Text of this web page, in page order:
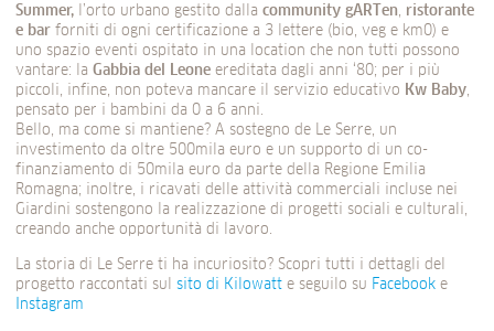
Summer,
l’orto urbano gestito dalla community gARTen, ristorante
e bar forniti di ogni certificazione a 3 lettere (bio, veg e km0) e
uno spazio eventi ospitato in una location che non tutti possono
vantare: la Gabbia del Leone ereditata dagli anni ‘80; per i più
piccoli, infine, non poteva mancare il servizio educativo Kw Baby,
pensato per i bambini da 0 a 6 anni.
Bello, ma come si mantiene? A sostegno de Le Serre, un
investimento da oltre 500mila euro e un supporto di un co-
finanziamento di 50mila euro da parte della Regione Emilia
Romagna; inoltre, i ricavati delle attività commerciali incluse nei
Giardini sostengono la realizzazione di progetti sociali e culturali,
creando anche opportunità di lavoro.
La storia di Le Serre ti ha incuriosito? Scopri tutti i dettagli del
progetto raccontati sul sito di Kilowatt e seguilo su Facebook e
Instagram